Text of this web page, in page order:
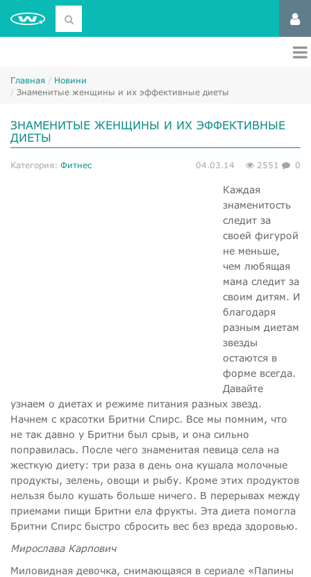
Главная
Новини
Знаменитые женщины и их эффективные диеты
ЗНАМЕНИТЫЕ ЖЕНЩИНЫ И ИХ ЭФФЕКТИВНЫЕ
ДИЕТЫ
Категория: Фитнес 04.03.14 2551 0
Каждая
знаменитость
следит за
своей фигурой
не меньше,
чем любящая
мама следит за
своим дитям. И
благодаря
разным диетам
звезды
остаются в
форме всегда.
Давайте
узнаем о диетах и режиме питания разных звезд.
Начнем с красотки Бритни Спирс. Все мы помним, что
не так давно у Бритни был срыв, и она сильно
поправилась. После чего знаменитая певица села на
жесткую диету: три раза в день она кушала молочные
продукты, зелень, овощи и рыбу. Кроме этих продуктов
нельзя было кушать больше ничего. В перерывах между
приемами пищи Бритни ела фрукты. Эта диета помогла
Бритни Спирс быстро сбросить вес без вреда здоровью.
Мирослава Карпович
Миловидная девочка, снимающаяся в сериале «Папины